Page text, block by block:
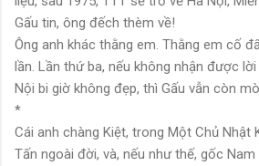
Gấu tin, ông đếch thèm về!
Ông anh khác thằng em. Thằng em cố
lần. Lần thứ ba, nếu không nhận được
Nội bi giờ không đẹp, thì Gấu vẫn còn mò
*
Cái anh chàng Kiệt, trong Một Chủ Nhật
Tấn ngoài đời, và, nếu như thế, gốc